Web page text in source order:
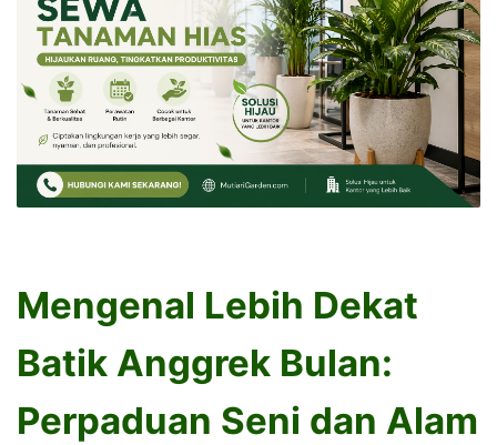
Mengenal Lebih Dekat
Batik Anggrek Bulan:
Perpaduan Seni dan Alam